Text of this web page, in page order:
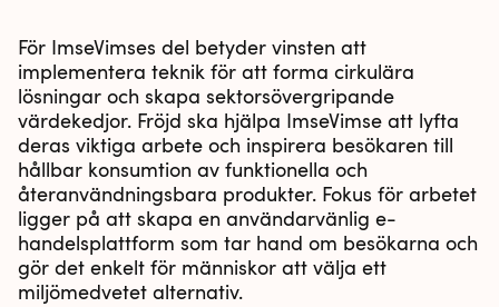
För ImseVimses del betyder vinsten att
implementera teknik för att forma cirkulära
lösningar och skapa sektorsövergripande
värdekedjor. Fröjd ska hjälpa ImseVimse att lyfta
deras viktiga arbete och inspirera besökaren till
hållbar konsumtion av funktionella och
återanvändningsbara produkter. Fokus för arbetet
ligger på att skapa en användarvänlig e-
handelsplattform som tar hand om besökarna och
gör det enkelt för människor att välja ett
miljömedvetet alternativ.